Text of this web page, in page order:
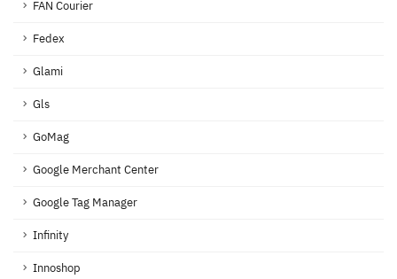
FAN Courier
Fedex
Glami
Gls
GoMag
Google Merchant Center
Google Tag Manager
Infinity
Innoshop